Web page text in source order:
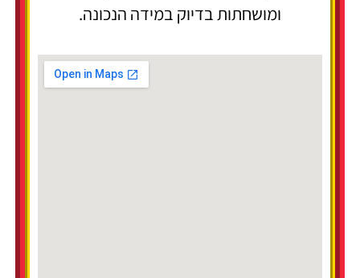
ומושחתות בדיוק במידה הנכונה.